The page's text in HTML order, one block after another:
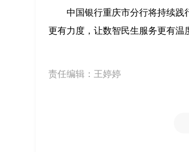
中国银行重庆市分行将持续
更有力度，让数智民生服务更有温
责任编辑： 王婷婷